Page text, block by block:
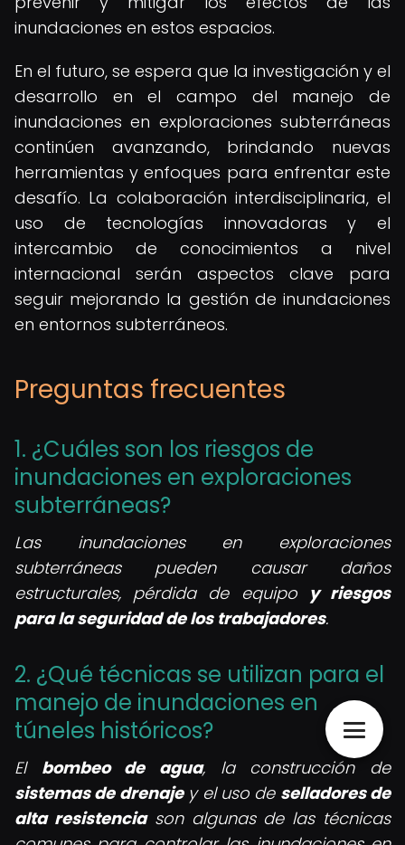
inundaciones en estos espacios.
En el futuro, se espera que la investigación y el
desarrollo en el campo del manejo de
inundaciones en exploraciones subterráneas
continúen avanzando, brindando nuevas
herramientas y enfoques para enfrentar este
desafío. La colaboración interdisciplinaria, el
uso de tecnologías innovadoras y el
intercambio de conocimientos a nivel
internacional serán aspectos clave para
seguir mejorando la gestión de inundaciones
en entornos subterráneos.
Preguntas frecuentes
1. ¿Cuáles son los riesgos de
inundaciones en exploraciones
subterráneas?
Las inundaciones en exploraciones
subterráneas pueden causar daños
estructurales, pérdida de equipo y riesgos
para la seguridad de los trabajadores.
2. ¿Qué técnicas se utilizan para el
manejo de inundaciones en
túneles históricos?
El bombeo de agua, la construcción de
sistemas de drenajey el uso de selladores de
alta resistenciason algunas de las técnicas